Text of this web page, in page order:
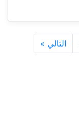
التالي »